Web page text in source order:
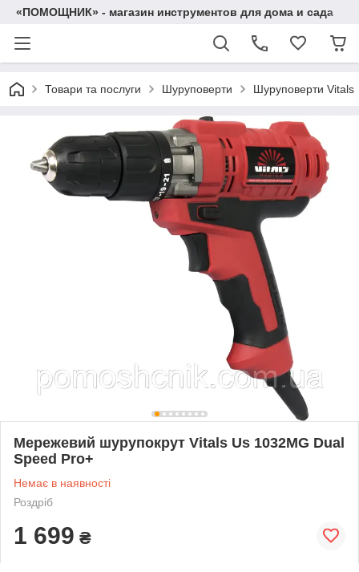
«ПОМОЩНИК» - магазин инструментов для дома и сада
Товари та послуги Шуруповерти Шуруповерти Vitals
Мережевий шурупокрут Vitals Us 1032MG Dual
Speed Pro+
Немає в наявності
Роздріб
1 699 ₴